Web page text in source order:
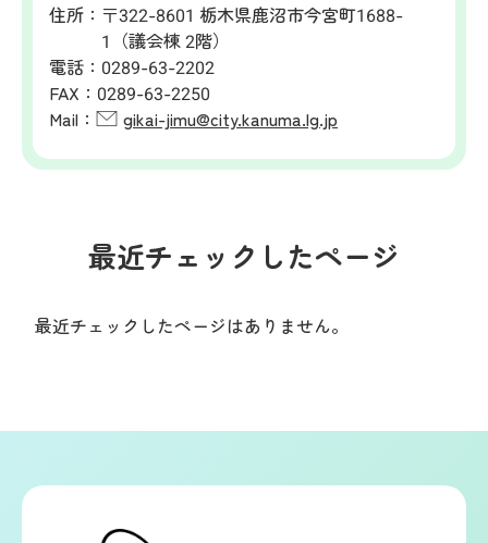
住所： 〒322-8601 栃木県鹿沼市今宮町1688-
1（議会棟 2階）
電話： 0289-63-2202
FAX： 0289-63-2250
Mail：
gikai-jimu@city.kanuma.lg.jp
最近チェックしたページ
最近チェックしたページはありません。